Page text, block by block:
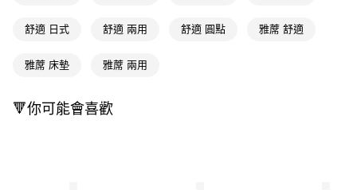
相關說明
AFTEE先享後付是「在收到商品之後才付款」的支付方式。 讓您購物簡單
２．便利：只要手機號碼，簡訊認證，即可結帳。
運送方式
宅配(廠商直送🚚)
舒適 日式 舒適 兩用 舒適 圓點 雅蓆 舒適
雅蓆 床墊 雅蓆 兩用
🔻你可能會喜歡